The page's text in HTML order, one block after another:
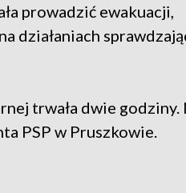
prowadzić ewakuacji,
działaniach
trwała dwie
PSP w Pruszkowie.